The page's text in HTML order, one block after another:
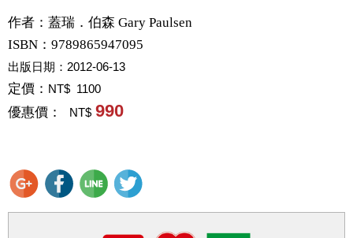
作者： 蓋瑞．伯森 Gary Paulsen
ISBN：9789865947095
出版日期： 2012-06-13
定價： NT$ 1100
優惠價： NT$ 990